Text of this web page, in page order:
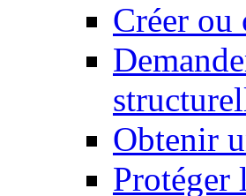
Créer ou
Obtenir
Protéger